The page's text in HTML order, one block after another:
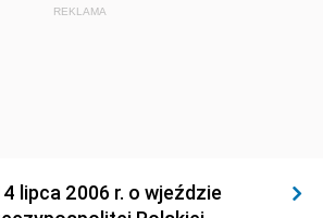
REKLAMA
lipca 2006 r. o wjeździe